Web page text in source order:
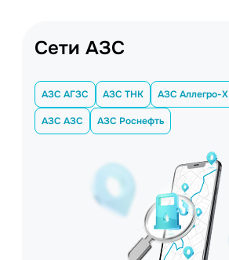
Сети АЗС
АЗС АГЗС АЗС ТНК АЗС Аллегро-Х
АЗС АЗС АЗС Роснефть